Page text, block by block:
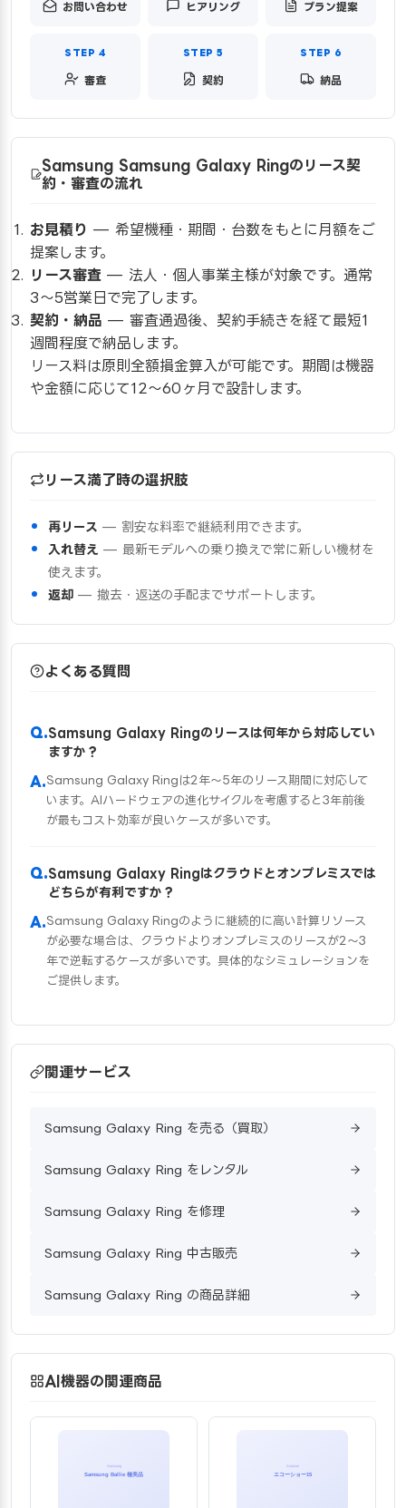
お問い合わせ ヒアリング プラン提案
審査 契約 納品
Samsung Samsung Galaxy Ringのリース契
約・審査の流れ
お見積り — 希望機種・期間・台数をもとに月額をご
提案します。
リース審査 — 法人・個人事業主様が対象です。通常
3〜5営業日で完了します。
契約・納品 — 審査通過後、契約手続きを経て最短1
週間程度で納品します。
リース料は原則全額損金算入が可能です。期間は機器
や金額に応じて12〜60ヶ月で設計します。
リース満了時の選択肢
再リース — 割安な料率で継続利用できます。
入れ替え — 最新モデルへの乗り換えで常に新しい機材を
使えます。
返却 — 撤去・返送の手配までサポートします。
よくある質問
Samsung Galaxy Ringのリースは何年から対応してい
ますか？
Samsung Galaxy Ringは2年〜5年のリース期間に対応して
います。AIハードウェアの進化サイクルを考慮すると3年前後
が最もコスト効率が良いケースが多いです。
Samsung Galaxy Ringはクラウドとオンプレミスでは
どちらが有利ですか？
Samsung Galaxy Ringのように継続的に高い計算リソース
が必要な場合は、クラウドよりオンプレミスのリースが2〜3
年で逆転するケースが多いです。具体的なシミュレーションを
ご提供します。
関連サービス
Samsung Galaxy Ring を売る（買取）
Samsung Galaxy Ring をレンタル
Samsung Galaxy Ring を修理
Samsung Galaxy Ring 中古販売
Samsung Galaxy Ring の商品詳細
AI機器の関連商品